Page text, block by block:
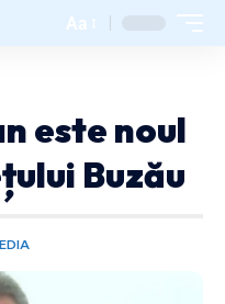
Aa
este noul
Buzău